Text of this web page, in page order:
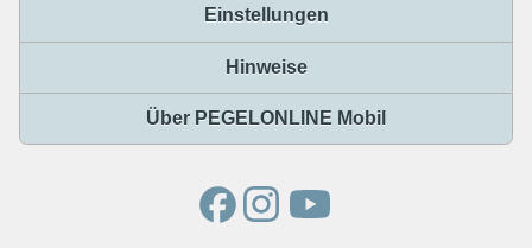
Einstellungen
Hinweise
Über PEGELONLINE Mobil